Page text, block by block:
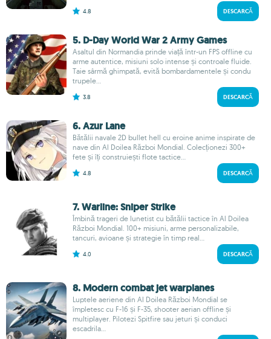
4.8 DESCARCĂ
5. D-Day World War 2 Army Games
Asaltul din Normandia prinde viață într-un FPS offline cu
arme autentice, misiuni solo intense și controale fluide.
Taie sârmă ghimpată, evită bombardamentele și condu
trupele...
3.8 DESCARCĂ
6. Azur Lane
Bătălii navale 2D bullet hell cu eroine anime inspirate de
nave din Al Doilea Război Mondial. Colecționezi 300+
fete și îți construiești flote tactice...
4.8 DESCARCĂ
7. Warline: Sniper Strike
Îmbină trageri de lunetist cu bătălii tactice în Al Doilea
Război Mondial. 100+ misiuni, arme personalizabile,
tancuri, avioane și strategie în timp real...
4.0 DESCARCĂ
8. Modern combat jet warplanes
Luptele aeriene din Al Doilea Război Mondial se
împletesc cu F-16 și F-35, shooter aerian offline și
multiplayer. Pilotezi Spitfire sau jeturi și conduci
escadrila...